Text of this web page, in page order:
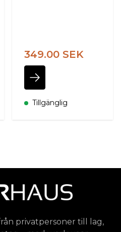
349.00 SEK
Tillgänglig
privatpersoner till lag,